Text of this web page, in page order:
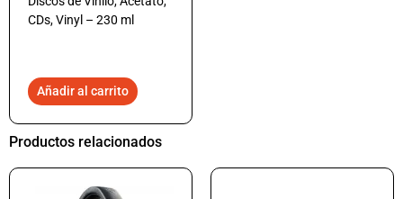
CDs, Vinyl – 230 ml
Añadir al carrito
Productos relacionados